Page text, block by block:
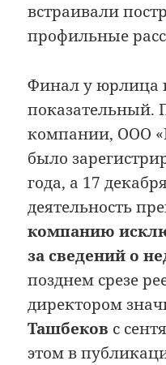
встраивали
профильные
Финал у юрлица
показательный.
компании, ООО
было
года, а 17
деятельность
компанию
за сведений о
позднем срезе
директором
Ташбеков с
этом в